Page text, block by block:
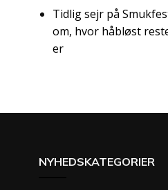
Tidlig sejr på
om, hvor håbløst
er
NYHEDSKATEGORIER